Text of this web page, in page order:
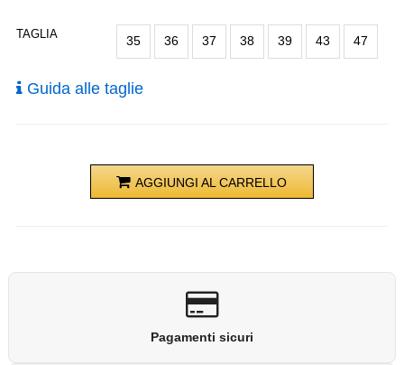
TAGLIA 35 36 37 38 39 43 47
Guida alle taglie
AGGIUNGI AL CARRELLO
Pagamenti sicuri